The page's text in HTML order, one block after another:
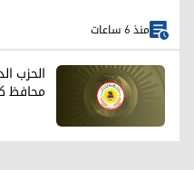
منذ 6 ساعات
الحزب
محافظ